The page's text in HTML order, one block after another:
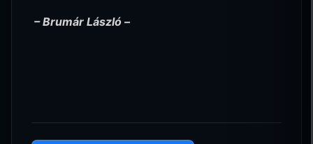
– Brumár László –